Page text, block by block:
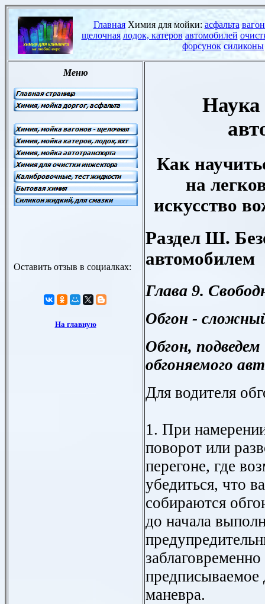
Наука
Как
на
искусство
Раздел Ш.
автомобилем
Глава 9.
Обгон -
Обгон,
обгоняемого
Для водителя
1. При
поворот или
перегоне, где
убедиться, что
собираются
до начала
предписываемое
маневра.